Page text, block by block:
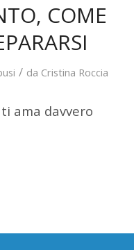
COME
/ da Cristina Roccia
ama davvero